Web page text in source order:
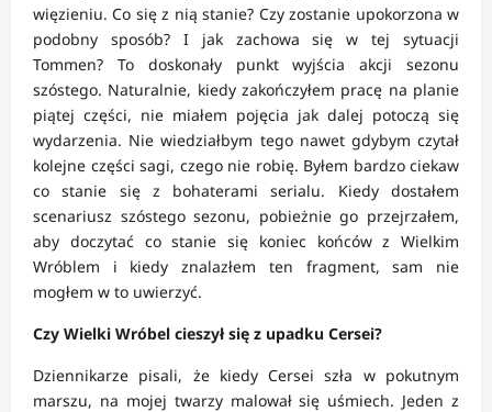
więzieniu. Co się z nią stanie? Czy zostanie upokorzona w
podobny sposób? I jak zachowa się w tej sytuacji
Tommen? To doskonały punkt wyjścia akcji sezonu
szóstego. Naturalnie, kiedy zakończyłem pracę na planie
piątej części, nie miałem pojęcia jak dalej potoczą się
wydarzenia. Nie wiedziałbym tego nawet gdybym czytał
kolejne części sagi, czego nie robię. Byłem bardzo ciekaw
co stanie się z bohaterami serialu. Kiedy dostałem
scenariusz szóstego sezonu, pobieżnie go przejrzałem,
aby doczytać co stanie się koniec końców z Wielkim
Wróblem i kiedy znalazłem ten fragment, sam nie
mogłem w to uwierzyć.
Czy Wielki Wróbel cieszył się z upadku Cersei?
Dziennikarze pisali, że kiedy Cersei szła w pokutnym
marszu, na mojej twarzy malował się uśmiech. Jeden z